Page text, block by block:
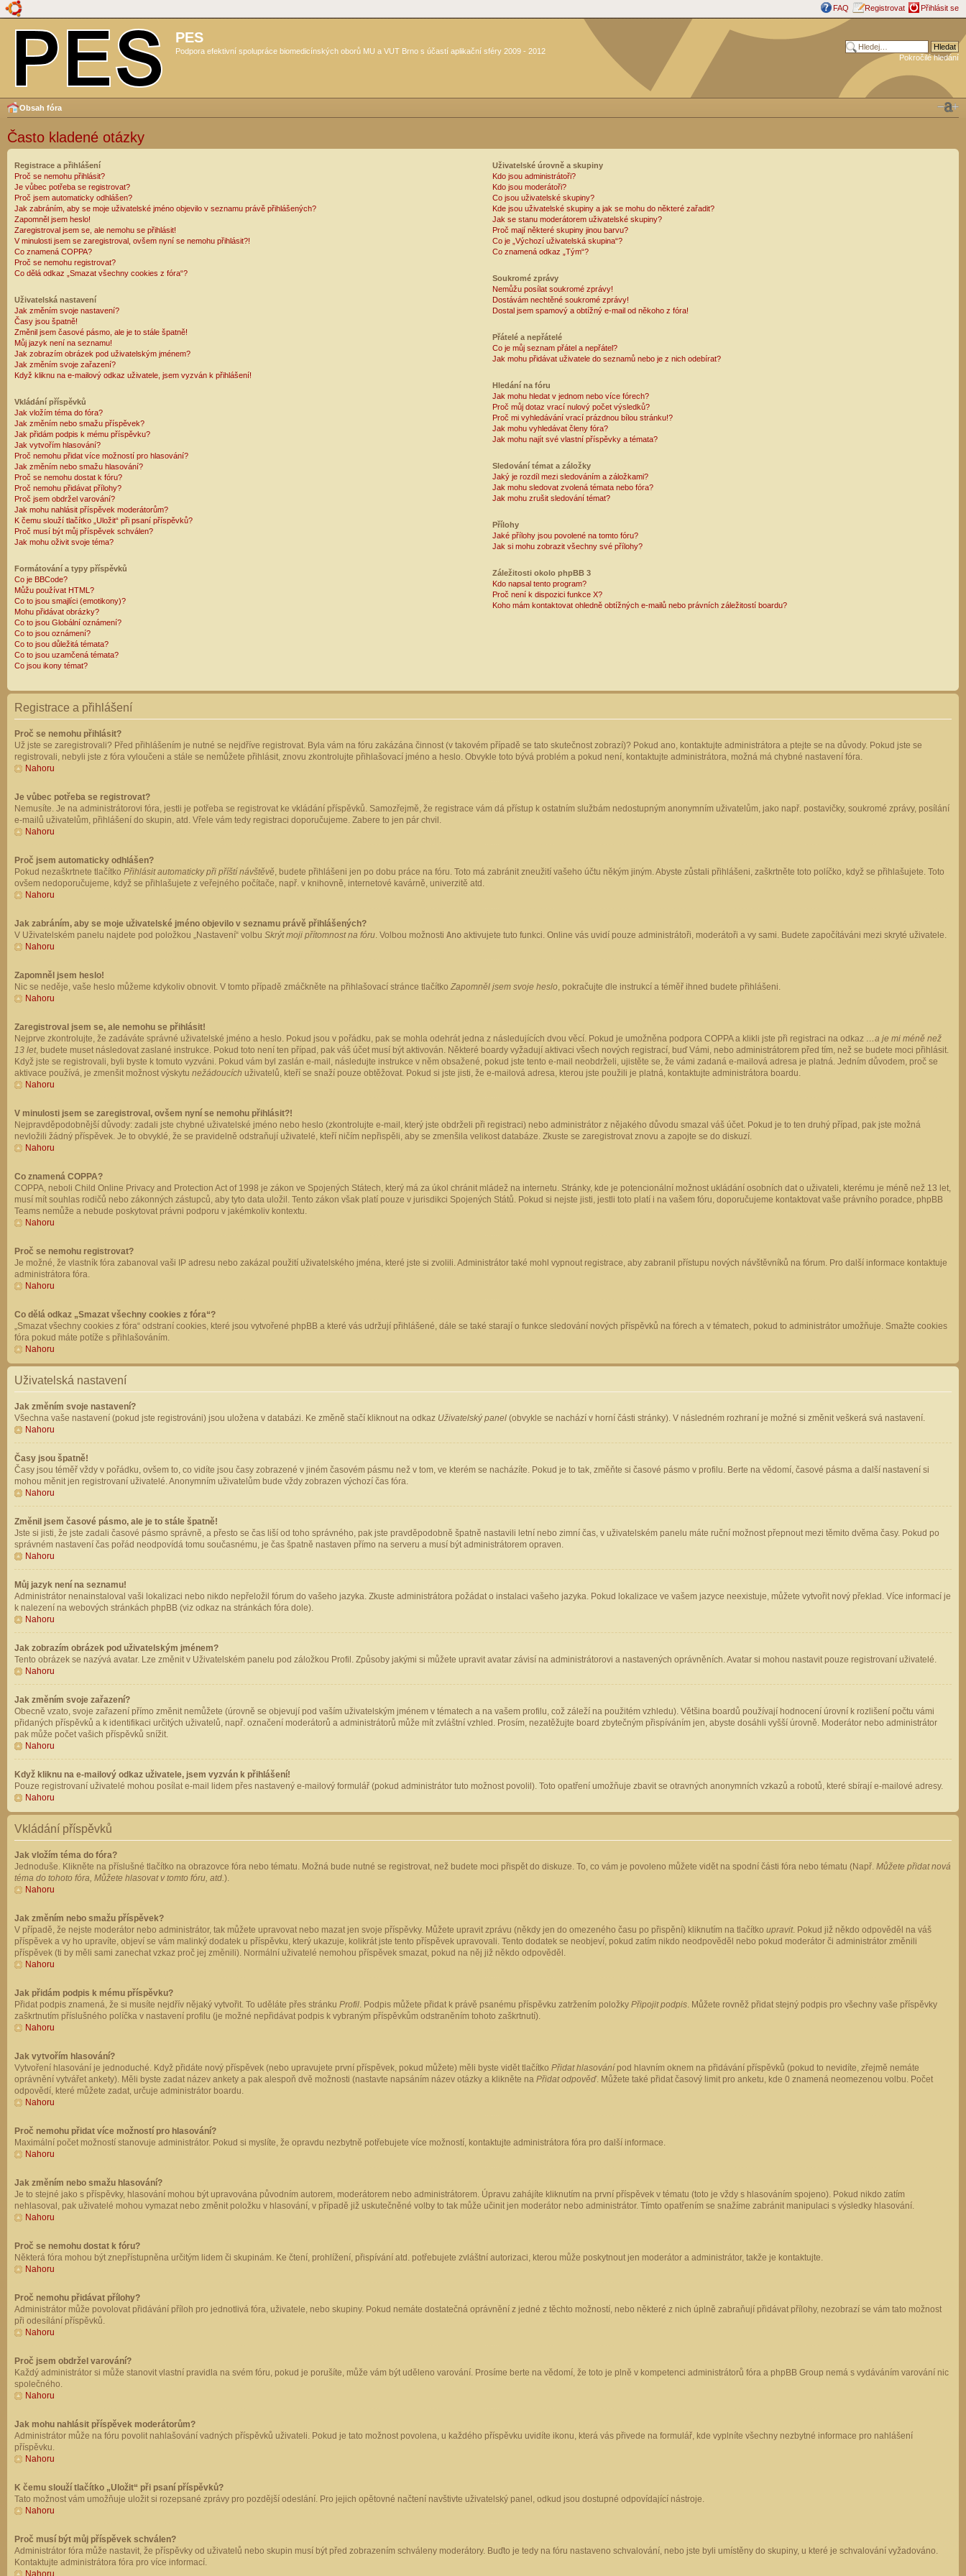
FAQ Registrovat Přihlásit se
PES
Podpora efektivní spolupráce biomedicínských oborů MU a VUT Brno s účastí aplikační sféry 2009 - 2012
Pokročilé hledání
Obsah fóra
Často kladené otázky
Registrace a přihlášení
Proč se nemohu přihlásit?
Je vůbec potřeba se registrovat?
Proč jsem automaticky odhlášen?
Jak zabráním, aby se moje uživatelské jméno objevilo v seznamu právě přihlášených?
Zapomněl jsem heslo!
Zaregistroval jsem se, ale nemohu se přihlásit!
V minulosti jsem se zaregistroval, ovšem nyní se nemohu přihlásit?!
Co znamená COPPA?
Proč se nemohu registrovat?
Co dělá odkaz „Smazat všechny cookies z fóra“?
Uživatelská nastavení
Jak změním svoje nastavení?
Časy jsou špatně!
Změnil jsem časové pásmo, ale je to stále špatně!
Můj jazyk není na seznamu!
Jak zobrazím obrázek pod uživatelským jménem?
Jak změním svoje zařazení?
Když kliknu na e-mailový odkaz uživatele, jsem vyzván k přihlášení!
Vkládání příspěvků
Jak vložím téma do fóra?
Jak změním nebo smažu příspěvek?
Jak přidám podpis k mému příspěvku?
Jak vytvořím hlasování?
Proč nemohu přidat více možností pro hlasování?
Jak změním nebo smažu hlasování?
Proč se nemohu dostat k fóru?
Proč nemohu přidávat přílohy?
Proč jsem obdržel varování?
Jak mohu nahlásit příspěvek moderátorům?
K čemu slouží tlačítko „Uložit“ při psaní příspěvků?
Proč musí být můj příspěvek schválen?
Jak mohu oživit svoje téma?
Formátování a typy příspěvků
Co je BBCode?
Můžu používat HTML?
Co to jsou smajlíci (emotikony)?
Mohu přidávat obrázky?
Co to jsou Globální oznámení?
Co to jsou oznámení?
Co to jsou důležitá témata?
Co to jsou uzamčená témata?
Co jsou ikony témat?
Uživatelské úrovně a skupiny
Kdo jsou administrátoři?
Kdo jsou moderátoři?
Co jsou uživatelské skupiny?
Kde jsou uživatelské skupiny a jak se mohu do některé zařadit?
Jak se stanu moderátorem uživatelské skupiny?
Proč mají některé skupiny jinou barvu?
Co je „Výchozí uživatelská skupina“?
Co znamená odkaz „Tým“?
Soukromé zprávy
Nemůžu posílat soukromé zprávy!
Dostávám nechtěné soukromé zprávy!
Dostal jsem spamový a obtížný e-mail od někoho z fóra!
Přátelé a nepřátelé
Co je můj seznam přátel a nepřátel?
Jak mohu přidávat uživatele do seznamů nebo je z nich odebírat?
Hledání na fóru
Jak mohu hledat v jednom nebo více fórech?
Proč můj dotaz vrací nulový počet výsledků?
Proč mi vyhledávání vrací prázdnou bílou stránku!?
Jak mohu vyhledávat členy fóra?
Jak mohu najít své vlastní příspěvky a témata?
Sledování témat a záložky
Jaký je rozdíl mezi sledováním a záložkami?
Jak mohu sledovat zvolená témata nebo fóra?
Jak mohu zrušit sledování témat?
Přílohy
Jaké přílohy jsou povolené na tomto fóru?
Jak si mohu zobrazit všechny své přílohy?
Záležitosti okolo phpBB 3
Kdo napsal tento program?
Proč není k dispozici funkce X?
Koho mám kontaktovat ohledně obtížných e-mailů nebo právních záležitostí boardu?
Registrace a přihlášení
Proč se nemohu přihlásit?
Už jste se zaregistrovali? Před přihlášením je nutné se nejdříve registrovat. Byla vám na fóru zakázána činnost (v takovém případě se tato skutečnost zobrazí)? Pokud ano, kontaktujte administrátora a ptejte se na důvody. Pokud jste se
registrovali, nebyli jste z fóra vyloučeni a stále se nemůžete přihlásit, znovu zkontrolujte přihlašovací jméno a heslo. Obvykle toto bývá problém a pokud není, kontaktujte administrátora, možná má chybné nastavení fóra.
Nahoru
Je vůbec potřeba se registrovat?
Nemusíte. Je na administrátorovi fóra, jestli je potřeba se registrovat ke vkládání příspěvků. Samozřejmě, že registrace vám dá přístup k ostatním službám nedostupným anonymním uživatelům, jako např. postavičky, soukromé zprávy, posílání
e-mailů uživatelům, přihlášení do skupin, atd. Vřele vám tedy registraci doporučujeme. Zabere to jen pár chvil.
Nahoru
Proč jsem automaticky odhlášen?
Pokud nezaškrtnete tlačítko Přihlásit automaticky při příští návštěvě, budete přihlášeni jen po dobu práce na fóru. Toto má zabránit zneužití vašeho účtu někým jiným. Abyste zůstali přihlášeni, zaškrtněte toto políčko, když se přihlašujete. Toto
ovšem nedoporučujeme, když se přihlašujete z veřejného počítače, např. v knihovně, internetové kavárně, univerzitě atd.
Nahoru
Jak zabráním, aby se moje uživatelské jméno objevilo v seznamu právě přihlášených?
V Uživatelském panelu najdete pod položkou „Nastavení“ volbu Skrýt moji přítomnost na fóru. Volbou možnosti Ano aktivujete tuto funkci. Online vás uvidí pouze administrátoři, moderátoři a vy sami. Budete započítáváni mezi skryté uživatele.
Nahoru
Zapomněl jsem heslo!
Nic se neděje, vaše heslo můžeme kdykoliv obnovit. V tomto případě zmáčkněte na přihlašovací stránce tlačítko Zapomněl jsem svoje heslo, pokračujte dle instrukcí a téměř ihned budete přihlášeni.
Nahoru
Zaregistroval jsem se, ale nemohu se přihlásit!
Nejprve zkontrolujte, že zadáváte správné uživatelské jméno a heslo. Pokud jsou v pořádku, pak se mohla odehrát jedna z následujících dvou věcí. Pokud je umožněna podpora COPPA a klikli jste při registraci na odkaz …a je mi méně než
13 let, budete muset následovat zaslané instrukce. Pokud toto není ten případ, pak váš účet musí být aktivován. Některé boardy vyžadují aktivaci všech nových registrací, buď Vámi, nebo administrátorem před tím, než se budete moci přihlásit.
Když jste se registrovali, byli byste k tomuto vyzváni. Pokud vám byl zaslán e-mail, následujte instrukce v něm obsažené, pokud jste tento e-mail neobdrželi, ujistěte se, že vámi zadaná e-mailová adresa je platná. Jedním důvodem, proč se
aktivace používá, je zmenšit možnost výskytu nežádoucích uživatelů, kteří se snaží pouze obtěžovat. Pokud si jste jisti, že e-mailová adresa, kterou jste použili je platná, kontaktujte administrátora boardu.
Nahoru
V minulosti jsem se zaregistroval, ovšem nyní se nemohu přihlásit?!
Nejpravděpodobnější důvody: zadali jste chybné uživatelské jméno nebo heslo (zkontrolujte e-mail, který jste obdrželi při registraci) nebo administrátor z nějakého důvodu smazal váš účet. Pokud je to ten druhý případ, pak jste možná
nevložili žádný příspěvek. Je to obvyklé, že se pravidelně odstraňují uživatelé, kteří ničím nepřispěli, aby se zmenšila velikost databáze. Zkuste se zaregistrovat znovu a zapojte se do diskuzí.
Nahoru
Co znamená COPPA?
COPPA, neboli Child Online Privacy and Protection Act of 1998 je zákon ve Spojených Státech, který má za úkol chránit mládež na internetu. Stránky, kde je potencionální možnost ukládání osobních dat o uživateli, kterému je méně než 13 let,
musí mít souhlas rodičů nebo zákonných zástupců, aby tyto data uložil. Tento zákon však platí pouze v jurisdikci Spojených Států. Pokud si nejste jisti, jestli toto platí i na vašem fóru, doporučujeme kontaktovat vaše právního poradce, phpBB
Teams nemůže a nebude poskytovat právni podporu v jakémkoliv kontextu.
Nahoru
Proč se nemohu registrovat?
Je možné, že vlastník fóra zabanoval vaši IP adresu nebo zakázal použití uživatelského jména, které jste si zvolili. Administrátor také mohl vypnout registrace, aby zabranil přístupu nových návštěvníků na fórum. Pro další informace kontaktuje
administrátora fóra.
Nahoru
Co dělá odkaz „Smazat všechny cookies z fóra“?
„Smazat všechny cookies z fóra“ odstraní cookies, které jsou vytvořené phpBB a které vás udržují přihlášené, dále se také starají o funkce sledování nových příspěvků na fórech a v tématech, pokud to administrátor umožňuje. Smažte cookies
fóra pokud máte potíže s přihlašováním.
Nahoru
Uživatelská nastavení
Jak změním svoje nastavení?
Všechna vaše nastavení (pokud jste registrováni) jsou uložena v databázi. Ke změně stačí kliknout na odkaz Uživatelský panel (obvykle se nachází v horní části stránky). V následném rozhraní je možné si změnit veškerá svá nastavení.
Nahoru
Časy jsou špatně!
Časy jsou téměř vždy v pořádku, ovšem to, co vidíte jsou časy zobrazené v jiném časovém pásmu než v tom, ve kterém se nacházíte. Pokud je to tak, změňte si časové pásmo v profilu. Berte na vědomí, časové pásma a další nastavení si
mohou měnit jen registrovaní uživatelé. Anonymním uživatelům bude vždy zobrazen výchozí čas fóra.
Nahoru
Změnil jsem časové pásmo, ale je to stále špatně!
Jste si jisti, že jste zadali časové pásmo správně, a přesto se čas liší od toho správného, pak jste pravděpodobně špatně nastavili letní nebo zimní čas, v uživatelském panelu máte ruční možnost přepnout mezi těmito dvěma časy. Pokud po
správném nastavení čas pořád neodpovídá tomu současnému, je čas špatně nastaven přímo na serveru a musí být administrátorem opraven.
Nahoru
Můj jazyk není na seznamu!
Administrátor nenainstaloval vaši lokalizaci nebo nikdo nepřeložil fórum do vašeho jazyka. Zkuste administrátora požádat o instalaci vašeho jazyka. Pokud lokalizace ve vašem jazyce neexistuje, můžete vytvořit nový překlad. Více informací je
k nalezení na webových stránkách phpBB (viz odkaz na stránkách fóra dole).
Nahoru
Jak zobrazím obrázek pod uživatelským jménem?
Tento obrázek se nazývá avatar. Lze změnit v Uživatelském panelu pod záložkou Profil. Způsoby jakými si můžete upravit avatar závisí na administrátorovi a nastavených oprávněních. Avatar si mohou nastavit pouze registrovaní uživatelé.
Nahoru
Jak změním svoje zařazení?
Obecně vzato, svoje zařazení přímo změnit nemůžete (úrovně se objevují pod vaším uživatelským jménem v tématech a na vašem profilu, což záleží na použitém vzhledu). Většina boardů používají hodnocení úrovní k rozlišení počtu vámi
přidaných příspěvků a k identifikaci určitých uživatelů, např. označení moderátorů a administrátorů může mít zvláštní vzhled. Prosím, nezatěžujte board zbytečným přispíváním jen, abyste dosáhli vyšší úrovně. Moderátor nebo administrátor
pak může počet vašich příspěvků snížit.
Nahoru
Když kliknu na e-mailový odkaz uživatele, jsem vyzván k přihlášení!
Pouze registrovaní uživatelé mohou posílat e-mail lidem přes nastavený e-mailový formulář (pokud administrátor tuto možnost povolil). Toto opatření umožňuje zbavit se otravných anonymních vzkazů a robotů, které sbírají e-mailové adresy.
Nahoru
Vkládání příspěvků
Jak vložím téma do fóra?
Jednoduše. Klikněte na příslušné tlačítko na obrazovce fóra nebo tématu. Možná bude nutné se registrovat, než budete moci přispět do diskuze. To, co vám je povoleno můžete vidět na spodní části fóra nebo tématu (Např. Můžete přidat nová
téma do tohoto fóra, Můžete hlasovat v tomto fóru, atd.).
Nahoru
Jak změním nebo smažu příspěvek?
V případě, že nejste moderátor nebo administrátor, tak můžete upravovat nebo mazat jen svoje příspěvky. Můžete upravit zprávu (někdy jen do omezeného času po přispění) kliknutím na tlačítko upravit. Pokud již někdo odpověděl na váš
příspěvek a vy ho upravíte, objeví se vám malinký dodatek u příspěvku, který ukazuje, kolikrát jste tento příspěvek upravovali. Tento dodatek se neobjeví, pokud zatím nikdo neodpověděl nebo pokud moderátor či administrátor změnili
příspěvek (ti by měli sami zanechat vzkaz proč jej změnili). Normální uživatelé nemohou příspěvek smazat, pokud na něj již někdo odpověděl.
Nahoru
Jak přidám podpis k mému příspěvku?
Přidat podpis znamená, že si musíte nejdřív nějaký vytvořit. To uděláte přes stránku Profil. Podpis můžete přidat k právě psanému příspěvku zatržením položky Připojit podpis. Můžete rovněž přidat stejný podpis pro všechny vaše příspěvky
zaškrtnutím příslušného políčka v nastavení profilu (je možné nepřidávat podpis k vybraným příspěvkům odstraněním tohoto zaškrtnutí).
Nahoru
Jak vytvořím hlasování?
Vytvoření hlasování je jednoduché. Když přidáte nový příspěvek (nebo upravujete první příspěvek, pokud můžete) měli byste vidět tlačítko Přidat hlasování pod hlavním oknem na přidávání příspěvků (pokud to nevidíte, zřejmě nemáte
oprávnění vytvářet ankety). Měli byste zadat název ankety a pak alespoň dvě možnosti (nastavte napsáním název otázky a klikněte na Přidat odpověď. Můžete také přidat časový limit pro anketu, kde 0 znamená neomezenou volbu. Počet
odpovědí, které můžete zadat, určuje administrátor boardu.
Nahoru
Proč nemohu přidat více možností pro hlasování?
Maximální počet možností stanovuje administrátor. Pokud si myslíte, že opravdu nezbytně potřebujete více možností, kontaktujte administrátora fóra pro další informace.
Nahoru
Jak změním nebo smažu hlasování?
Je to stejné jako s příspěvky, hlasování mohou být upravována původním autorem, moderátorem nebo administrátorem. Úpravu zahájíte kliknutím na první příspěvek v tématu (toto je vždy s hlasováním spojeno). Pokud nikdo zatím
nehlasoval, pak uživatelé mohou vymazat nebo změnit položku v hlasování, v případě již uskutečněné volby to tak může učinit jen moderátor nebo administrátor. Tímto opatřením se snažíme zabránit manipulaci s výsledky hlasování.
Nahoru
Proč se nemohu dostat k fóru?
Některá fóra mohou být znepřístupněna určitým lidem či skupinám. Ke čtení, prohlížení, přispívání atd. potřebujete zvláštní autorizaci, kterou může poskytnout jen moderátor a administrátor, takže je kontaktujte.
Nahoru
Proč nemohu přidávat přílohy?
Administrátor může povolovat přidávání příloh pro jednotlivá fóra, uživatele, nebo skupiny. Pokud nemáte dostatečná oprávnění z jedné z těchto možností, nebo některé z nich úplně zabraňují přidávat přílohy, nezobrazí se vám tato možnost
při odesílání příspěvků.
Nahoru
Proč jsem obdržel varování?
Každý administrátor si může stanovit vlastní pravidla na svém fóru, pokud je porušíte, může vám být uděleno varování. Prosíme berte na vědomí, že toto je plně v kompetenci administrátorů fóra a phpBB Group nemá s vydáváním varování nic
společného.
Nahoru
Jak mohu nahlásit příspěvek moderátorům?
Administrátor může na fóru povolit nahlašování vadných příspěvků uživateli. Pokud je tato možnost povolena, u každého příspěvku uvidíte ikonu, která vás přivede na formulář, kde vyplníte všechny nezbytné informace pro nahlášení
příspěvku.
Nahoru
K čemu slouží tlačítko „Uložit“ při psaní příspěvků?
Tato možnost vám umožňuje uložit si rozepsané zprávy pro pozdější odeslání. Pro jejich opětovné načtení navštivte uživatelský panel, odkud jsou dostupné odpovídající nástroje.
Nahoru
Proč musí být můj příspěvek schválen?
Administrátor fóra může nastavit, že příspěvky od uživatelů nebo skupin musí být před zobrazením schváleny moderátory. Buďto je tedy na fóru nastaveno schvalování, nebo jste byli umístěny do skupiny, u které je schvalování vyžadováno.
Kontaktujte administrátora fóra pro více informací.
Nahoru